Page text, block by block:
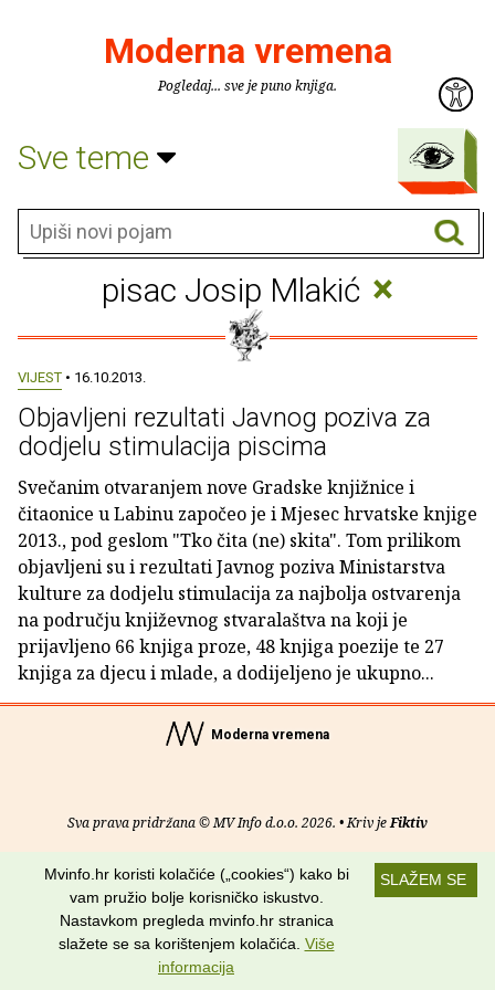
Moderna vremena
Pogledaj... sve je puno knjiga.
Sve teme
pisac Josip Mlakić ×
VIJEST • 16.10.2013.
Objavljeni rezultati Javnog poziva za
dodjelu stimulacija piscima
Svečanim otvaranjem nove Gradske knjižnice i
čitaonice u Labinu započeo je i Mjesec hrvatske knjige
2013., pod geslom "Tko čita (ne) skita". Tom prilikom
objavljeni su i rezultati Javnog poziva Ministarstva
kulture za dodjelu stimulacija za najbolja ostvarenja
na području književnog stvaralaštva na koji je
prijavljeno 66 knjiga proze, 48 knjiga poezije te 27
knjiga za djecu i mlade, a dodijeljeno je ukupno...
Moderna vremena
Sva prava pridržana © MV Info d.o.o. 2026. • Kriv jeFiktiv
O nama • Pomoć• Uvjeti korištenja• RSS kanali
Potraži nas na:
SLAŽEM SE
Mvinfo.hr koristi kolačiće („cookies“) kako bi
vam pružio bolje korisničko iskustvo.
Nastavkom pregleda mvinfo.hr stranica
slažete se sa korištenjem kolačića. Više
informacija